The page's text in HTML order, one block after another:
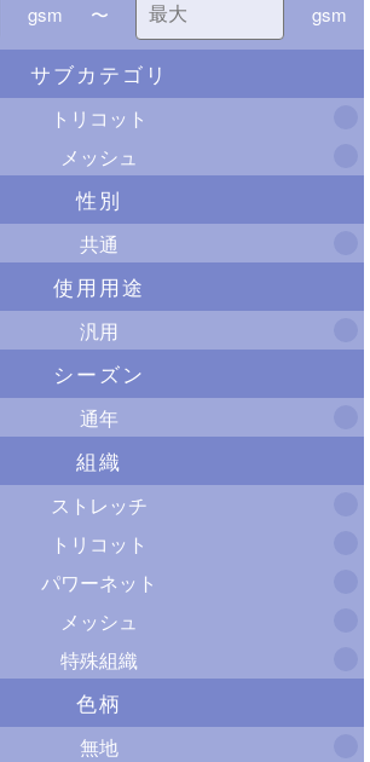
gsm 〜 gsm
サブカテゴリ
トリコット
メッシュ
性別
共通
使用用途
汎用
シーズン
通年
組織
ストレッチ
トリコット
パワーネット
メッシュ
特殊組織
色柄
無地